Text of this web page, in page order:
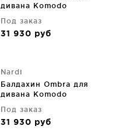
дивана Komodo
Под заказ
31 930 руб
Nardi
Балдахин Ombra для
дивана Komodo
Под заказ
31 930 руб